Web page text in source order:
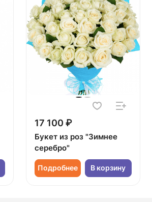
17 100 ₽
Букет из роз "Зимнее
серебро"
Подробнее В корзину